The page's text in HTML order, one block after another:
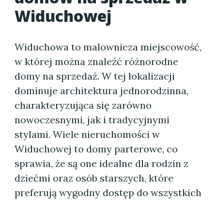
Widuchowej
Widuchowa to malownicza miejscowość,
w której można znaleźć różnorodne
domy na sprzedaż. W tej lokalizacji
dominuje architektura jednorodzinna,
charakteryzująca się zarówno
nowoczesnymi, jak i tradycyjnymi
stylami. Wiele nieruchomości w
Widuchowej to domy parterowe, co
sprawia, że są one idealne dla rodzin z
dziećmi oraz osób starszych, które
preferują wygodny dostęp do wszystkich